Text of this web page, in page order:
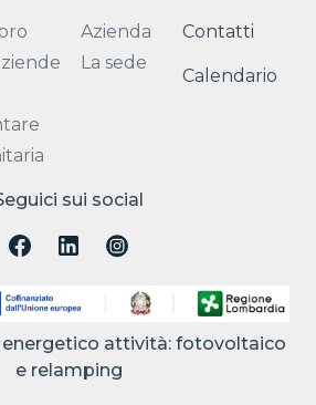
Azienda
La sede
Contatti
Calendario
sui social
attività: fotovoltaico
e relamping